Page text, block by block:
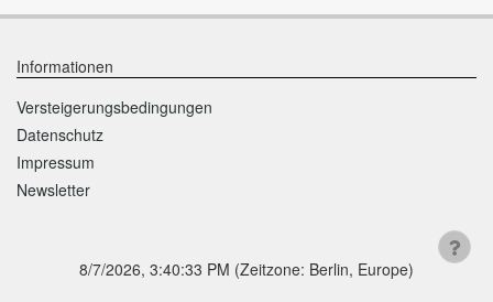
Informationen
Versteigerungsbedingungen
Datenschutz
Impressum
Newsletter
8/7/2026, 3:40:33 PM (Zeitzone: Berlin, Europe)